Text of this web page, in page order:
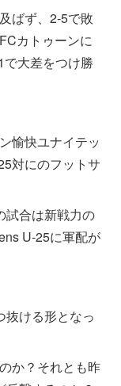
ばず、2-5で敗
カトゥーンに
大差をつけ勝
愉快ユナイテッ
対にのフットサ
試合は新戦力の
U-25に軍配が
抜ける形となっ
か？それとも昨